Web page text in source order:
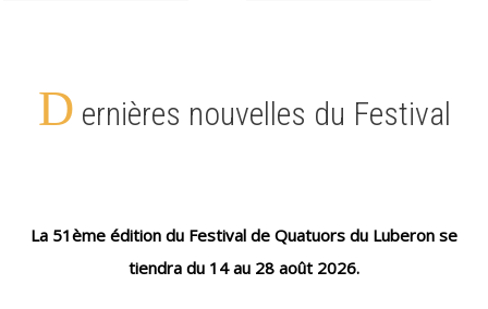
D ernières nouvelles du Festival
La 51ème édition du Festival de Quatuors du Luberon se
tiendra du 14 au 28 août 2026.